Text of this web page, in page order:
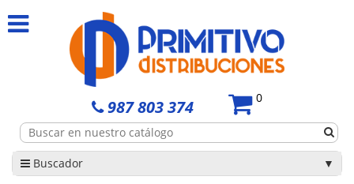
987 803 374 0
Buscador